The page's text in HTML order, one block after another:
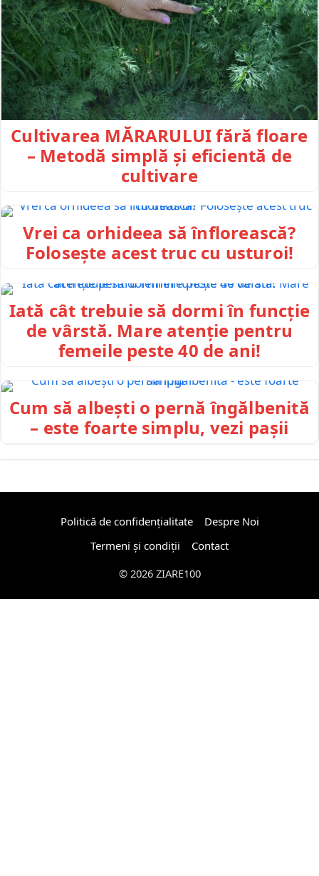
Cultivarea MĂRARULUI fără floare
– Metodă simplă și eficientă de
cultivare
Vrei ca orhideea să înflorească?
Folosește acest truc cu usturoi!
Iată cât trebuie să dormi în funcție
de vârstă. Mare atenție pentru
femeile peste 40 de ani!
Cum să albești o pernă îngălbenită
– este foarte simplu, vezi pașii
Politică de confidențialitate
Despre Noi
Termeni și condiții
Contact
© 2026 ZIARE100